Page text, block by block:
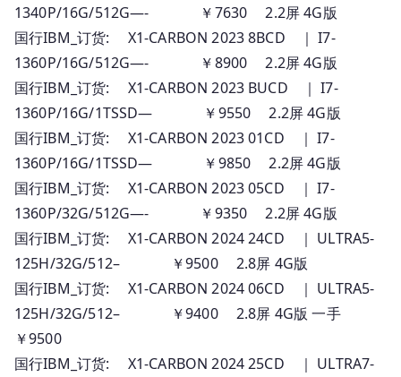
1340P/16G/512G—- ￥7630 2.2屏 4G版
国行IBM_订货: X1-CARBON 2023 8BCD ｜ I7-
1360P/16G/512G—- ￥8900 2.2屏 4G版
国行IBM_订货: X1-CARBON 2023 BUCD ｜ I7-
1360P/16G/1TSSD— ￥9550 2.2屏 4G版
国行IBM_订货: X1-CARBON 2023 01CD ｜ I7-
1360P/16G/1TSSD— ￥9850 2.2屏 4G版
国行IBM_订货: X1-CARBON 2023 05CD ｜ I7-
1360P/32G/512G—- ￥9350 2.2屏 4G版
国行IBM_订货: X1-CARBON 2024 24CD ｜ ULTRA5-
125H/32G/512– ￥9500 2.8屏 4G版
国行IBM_订货: X1-CARBON 2024 06CD ｜ ULTRA5-
125H/32G/512– ￥9400 2.8屏 4G版 一手
￥9500
国行IBM_订货: X1-CARBON 2024 25CD ｜ ULTRA7-